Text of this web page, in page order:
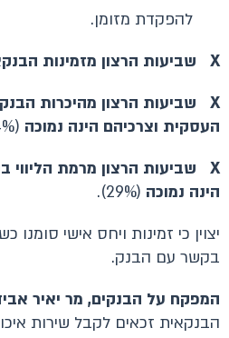
להפקדת מזומן.
X שביעות הרצון מזמינות
X שביעות הרצון מהיכרות
העסקית וצרכיהם הינה נמוכה (34%).
X שביעות הרצון מרמת הליווי
הינה נמוכה (29%).
יצוין כי זמינות ויחס אישי סומנו
בקשר עם הבנק.
המפקח על הבנקים, מר יאיר
הבנקאית זכאים לקבל שירות